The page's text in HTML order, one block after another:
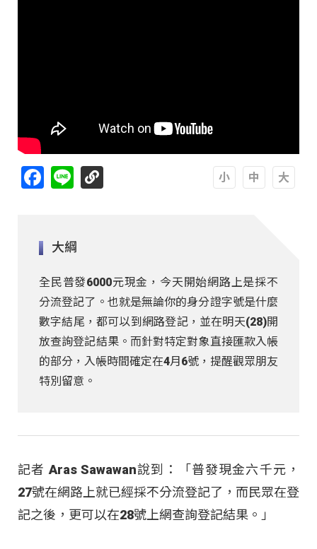
Facebook
Line
大綱
全民普發6000元現金，今天開始網路上是採不
分流登記了。也就是無論你的身分證字號是什麼
數字結尾，都可以到網路登記，並在明天(28)開
放查詢登記結果。而針對特定對象直接匯款入帳
的部分，入帳時間確定在4月6號，提醒觀眾朋友
特別留意。
記者 Aras Sawawan說到：「普發現金六千元，
27號在網路上就已經採不分流登記了，而民眾在登
記之後，更可以在28號上網查詢登記結果。」